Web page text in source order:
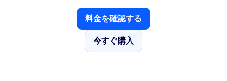
料金を確認する
料金を確認する
今すぐ購入
今すぐ購入